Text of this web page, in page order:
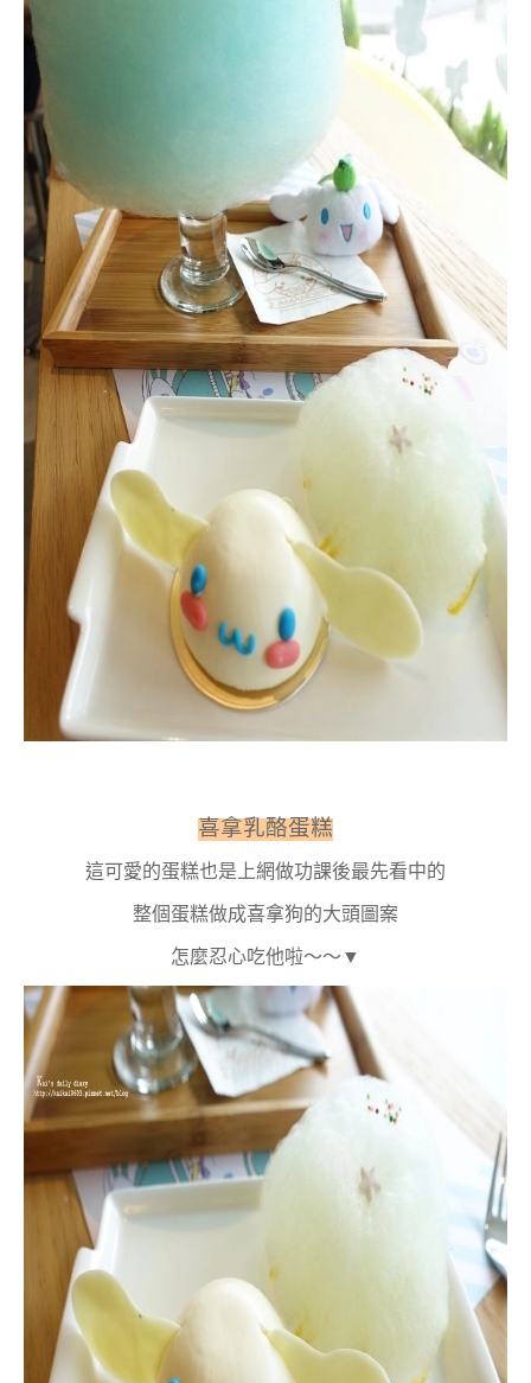
喜拿乳酪蛋糕
這可愛的蛋糕也是上網做功課後最先看中的
整個蛋糕做成喜拿狗的大頭圖案
怎麼忍心吃他啦～～▼